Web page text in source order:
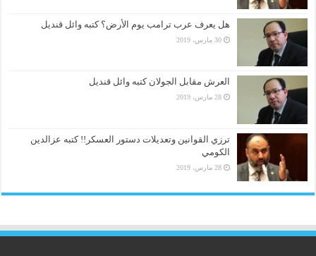
هل يعرف عرب ترامب يوم الأرض؟ كتبه وائل قنديل
30 مارس، 2019
العرش مقابل الجولان كتبه وائل قنديل
28 مارس، 2019
ترزي القوانين وتعديلات دستور العسكر!! كتبه عزالدين
الكومي
28 مارس، 2019